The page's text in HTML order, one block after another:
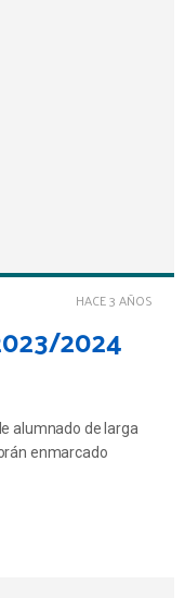
HACE 3 AÑOS
2024
alumnado de larga
enmarcado